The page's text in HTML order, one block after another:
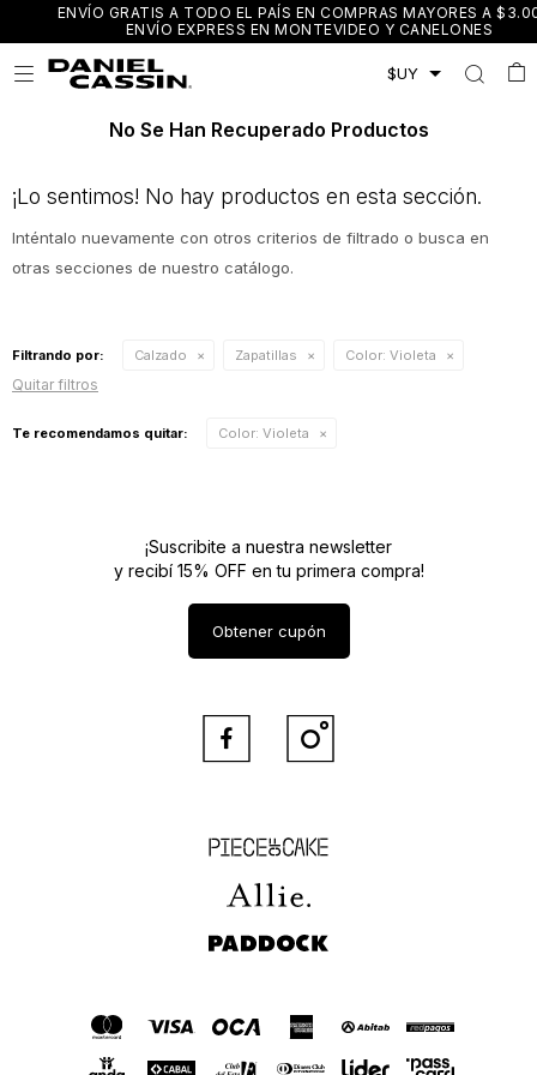
ENVÍO GRATIS A TODO EL PAÍS EN COMPRAS MAYORES A $3.000 /
ENVÍO EXPRESS EN MONTEVIDEO Y CANELONES

No Se Han Recuperado Productos
¡Lo sentimos! No hay productos en esta sección.
Inténtalo nuevamente con otros criterios de filtrado o busca en
otras secciones de nuestro catálogo.
Filtrando por: Calzado Zapatillas Color: Violeta
Quitar filtros
Te recomendamos quitar: Color: Violeta
Piece of Cake
Allie
Paddock
¡Suscribite a nuestra newsletter
y recibí 15% OFF en tu primera compra!
Obtener cupón
 